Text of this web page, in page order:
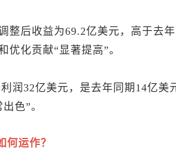
整后收益为69.2亿美元，高于去
优化贡献“显著提高”。
润32亿美元，是去年同期14亿
色”。
何运作？